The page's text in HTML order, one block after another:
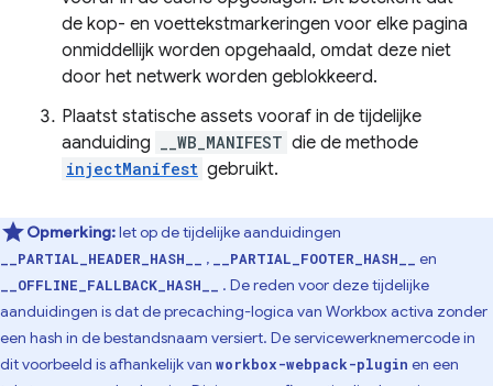
de kop- en voettekstmarkeringen voor elke pagina
onmiddellijk worden opgehaald, omdat deze niet
door het netwerk worden geblokkeerd.
Plaatst statische assets vooraf in de tijdelijke
aanduiding
__WB_MANIFEST die de methode
injectManifest gebruikt.
Opmerking:let op de tijdelijke aanduidingen
__PARTIAL_HEADER_HASH__ , __PARTIAL_FOOTER_HASH__ en
__OFFLINE_FALLBACK_HASH__
. De reden voor deze tijdelijke
aanduidingen is dat de precaching-logica van Workbox activa zonder
een hash in de bestandsnaam versiert. De servicewerknemercode in
dit voorbeeld is afhankelijk van workbox-webpack-plugin en een